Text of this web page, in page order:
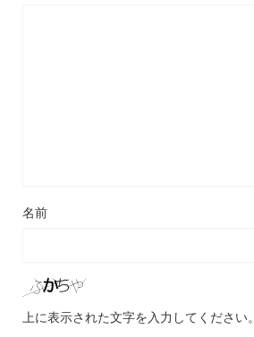
名前
上に表示された文字を入力してください。